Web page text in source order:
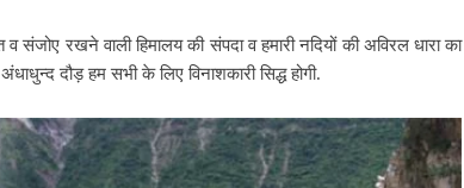
संजोए रखने वाली हिमालय की संपदा व हमारी नदियों की अविरलधारा का
दौड़ हम सभी के लिए विनाशकारी सिद्ध होगी.